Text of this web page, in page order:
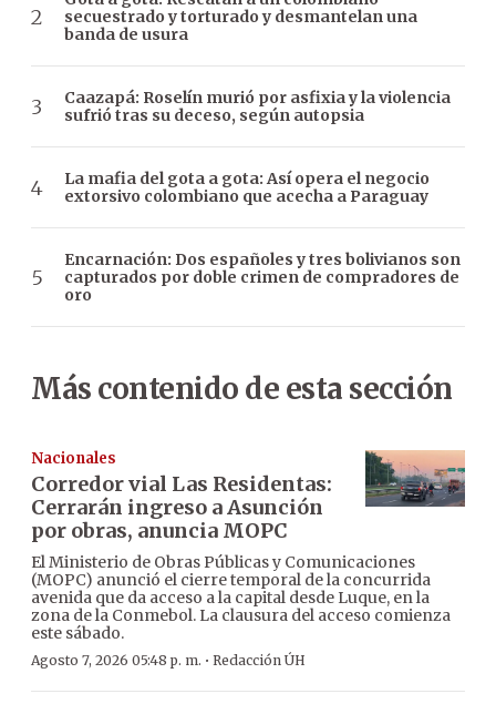
secuestrado y torturado y desmantelan una
banda de usura
Caazapá: Roselín murió por asfixia y la violencia
sufrió tras su deceso, según autopsia
La mafia del gota a gota: Así opera el negocio
extorsivo colombiano que acecha a Paraguay
Encarnación: Dos españoles y tres bolivianos son
capturados por doble crimen de compradores de
oro
Más contenido de esta sección
Nacionales
Corredor vial Las Residentas:
Cerrarán ingreso a Asunción
por obras, anuncia MOPC
El Ministerio de Obras Públicas y Comunicaciones
(MOPC) anunció el cierre temporal de la concurrida
avenida que da acceso a la capital desde Luque, en la
zona de la Conmebol. La clausura del acceso comienza
este sábado.
Agosto 7, 2026 05:48 p. m. · Redacción ÚH